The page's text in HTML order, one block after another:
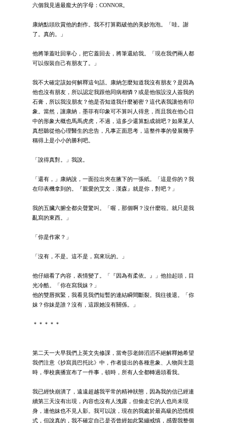
六個我見過最龐大的字母：CONNOR。
康納點頭欣賞他的創作。我不打算戳破他的美妙泡泡。「哇。謝
了。真的。」
他將筆蓋吐回掌心，把它蓋回去，將筆還給我。「現在我們兩人都
可以假裝自己有朋友了。」
我不大確定該如何解釋這句話。康納怎麼知道我沒有朋友？是因為
他也沒有朋友，所以認定我跟他同病相憐？或是他假設沒人簽我的
石膏，所以我沒朋友？他是否知道我什麼祕密？這代表我讓他有印
象。當然，讓康納．墨菲有印象可不算叫人得意，而且我在他心目
中的形象大概也馬馬虎虎，不過，這多少還算點成就吧？如果某人
真想聽從他心理醫生的忠告，凡事正面思考，這整件事的發展幾乎
稱得上是小小的勝利吧。
「說得真對。」我說。
「還有，」康納說，一面拉出夾在腋下的一張紙。「這是你的？我
在印表機拿到的。『親愛的艾文．漢森』就是你，對吧？」
我的五臟六腑全都尖聲驚叫。「喔，那個啊？沒什麼啦。就只是我
亂寫的東西。」
「你是作家？」
「沒有，不是。這不是，寫來玩的。」
他仔細看了內容，表情變了。「『因為有柔依。』」他抬起頭，目
光冷酷。「你在寫我妹？」
他的雙唇抿緊，我看見我們短暫的連結瞬間斷裂。我往後退。「你
妹？你妹是誰？沒有，這跟她沒有關係。」
＊＊＊＊＊
第二天一大早我們上英文先修課，當奇莎老師滔滔不絕解釋她希望
我們注意《抄寫員巴托比》中，作者提出的各種意象、人物與主題
時，學校廣播宣布了一件事，頓時，所有人全都轉過頭看我。
我已經快崩潰了，遠遠超越我平常的精神狀態，因為我的信已經連
續第三天沒有出現，內容也沒有人洩露，但偷走它的人也尚未現
身，連他妹也不見人影。我可以說，現在的我處於最高級的恐慌模
式，但說真的，我不確定自己是否曾經如此緊繃戒慎，感覺我整個